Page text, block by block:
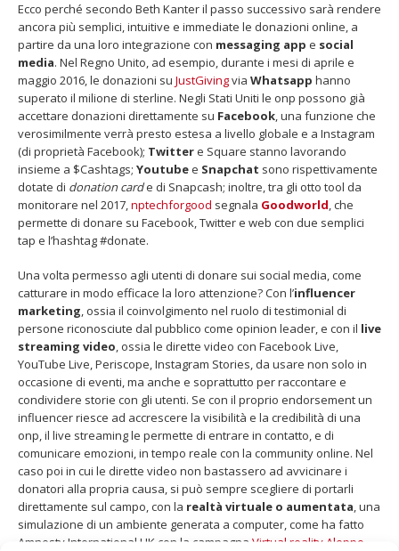
Ecco perché secondo Beth Kanter il passo successivo sarà rendere
ancora più semplici, intuitive e immediate le donazioni online, a
partire da una loro integrazione con messaging app e social
media. Nel Regno Unito, ad esempio, durante i mesi di aprile e
maggio 2016, le donazioni su JustGivingvia Whatsapp hanno
superato il milione di sterline. Negli Stati Uniti le onp possono già
accettare donazioni direttamente su Facebook, una funzione che
verosimilmente verrà presto estesa a livello globale e a Instagram
(di proprietà Facebook); Twittere Square stanno lavorando
insieme a $Cashtags; Youtubee Snapchat sono rispettivamente
dotate di donation carde di Snapcash; inoltre, tra gli otto tool da
monitorare nel 2017,nptechforgood segnala Goodworld, che
permette di donare su Facebook, Twitter e web con due semplici
tap e l’hashtag #donate.
Una volta permesso agli utenti di donare sui social media, come
catturare in modo efficace la loro attenzione? Con l’influencer
marketing, ossia il coinvolgimento nel ruolo di testimonial di
persone riconosciute dal pubblico come opinion leader, e con il live
streaming video, ossia le dirette video con Facebook Live,
YouTube Live, Periscope, Instagram Stories, da usare non solo in
occasione di eventi, ma anche e soprattutto per raccontare e
condividere storie con gli utenti. Se con il proprio endorsement un
influencer riesce ad accrescere la visibilità e la credibilità di una
onp, il live streaming le permette di entrare in contatto, e di
comunicare emozioni, in tempo reale con la community online. Nel
caso poi in cui le dirette video non bastassero ad avvicinare i
donatori alla propria causa, si può sempre scegliere di portarli
direttamente sul campo, con la realtà virtuale o aumentata, una
simulazione di un ambiente generata a computer, come ha fatto
Amnesty International UK con la campagna Virtual reality Aleppo
Fino al 29 marzo 2026 – Anziani
malati e fragili, VIDAS lancia
una campagna per rafforzare
l’assistenza domiciliare
2026
13 dicembre 2024 – In
carnet per le Prove Aperte
della Filarmonica della
Dicembre 14, 2024
5 ottobre 2026 – “Jannacci…
dintorni” per festeggiare i
anni di Fondazione TOG
Giugno 15, 2026
18 e 19 dicembre 2026 –
gospel benefico per
Opera Cardinal Ferrari